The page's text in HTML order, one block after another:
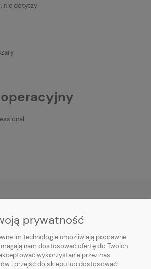
: nie dotyczy
prywatność
im technologie umożliwiają poprawne
nam dostosować ofertę do Twoich
wykorzystanie przez nas
i przejść do sklepu lub dostosować